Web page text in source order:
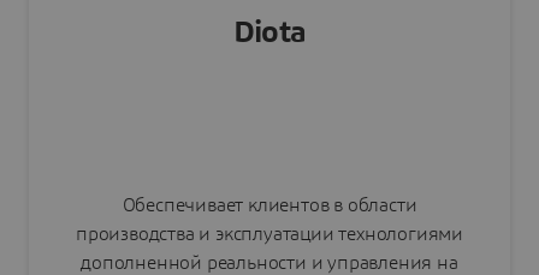
Diota
Обеспечивает клиентов в области
производства и эксплуатации технологиями
дополненной реальности и управления на